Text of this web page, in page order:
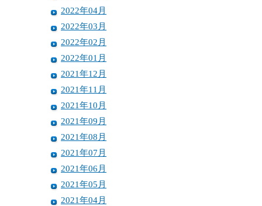
2022年04月
2022年03月
2022年02月
2022年01月
2021年12月
2021年11月
2021年10月
2021年09月
2021年08月
2021年07月
2021年06月
2021年05月
2021年04月